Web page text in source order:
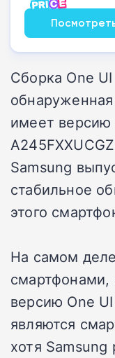
Сборка One
имеет
Samsung
стабильное
этого
На самом
версию One
являются
хотя Samsung